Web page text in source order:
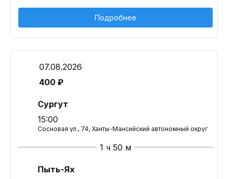
Подробнее
07.08.2026
400 ₽
Сургут
15:00
Сосновая ул., 74, Ханты-Мансийский автономный округ
1 ч 50 м
Пыть-Ях